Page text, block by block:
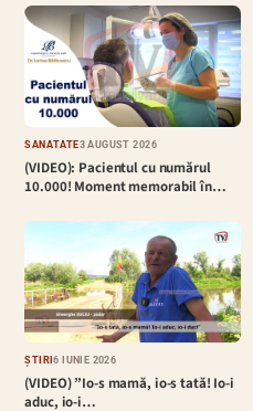
SĂNĂTATE3 AUGUST 2026
(VIDEO): Pacientul cu numărul
10.000! Moment memorabil în…
ȘTIRI6 IUNIE 2026
(VIDEO) ”Io-s mamă, io-s tată! Io-i
aduc, io-i…